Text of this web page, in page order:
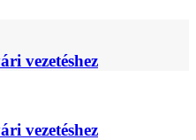
vezetéshez
vezetéshez